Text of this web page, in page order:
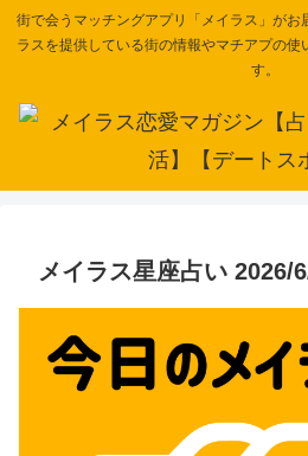
街で会うマッチングアプリ「メイラス」がお
ラスを提供している街の情報やマチアプの使
す。
メイラス星座占い 2026/